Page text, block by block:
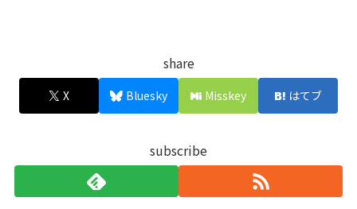
share
X Bluesky Misskey はてブ
subscribe